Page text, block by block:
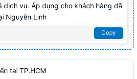
dịch vụ. Áp dụng cho khách hàng đã
Nguyễn Linh
Copy
tại TP.HCM